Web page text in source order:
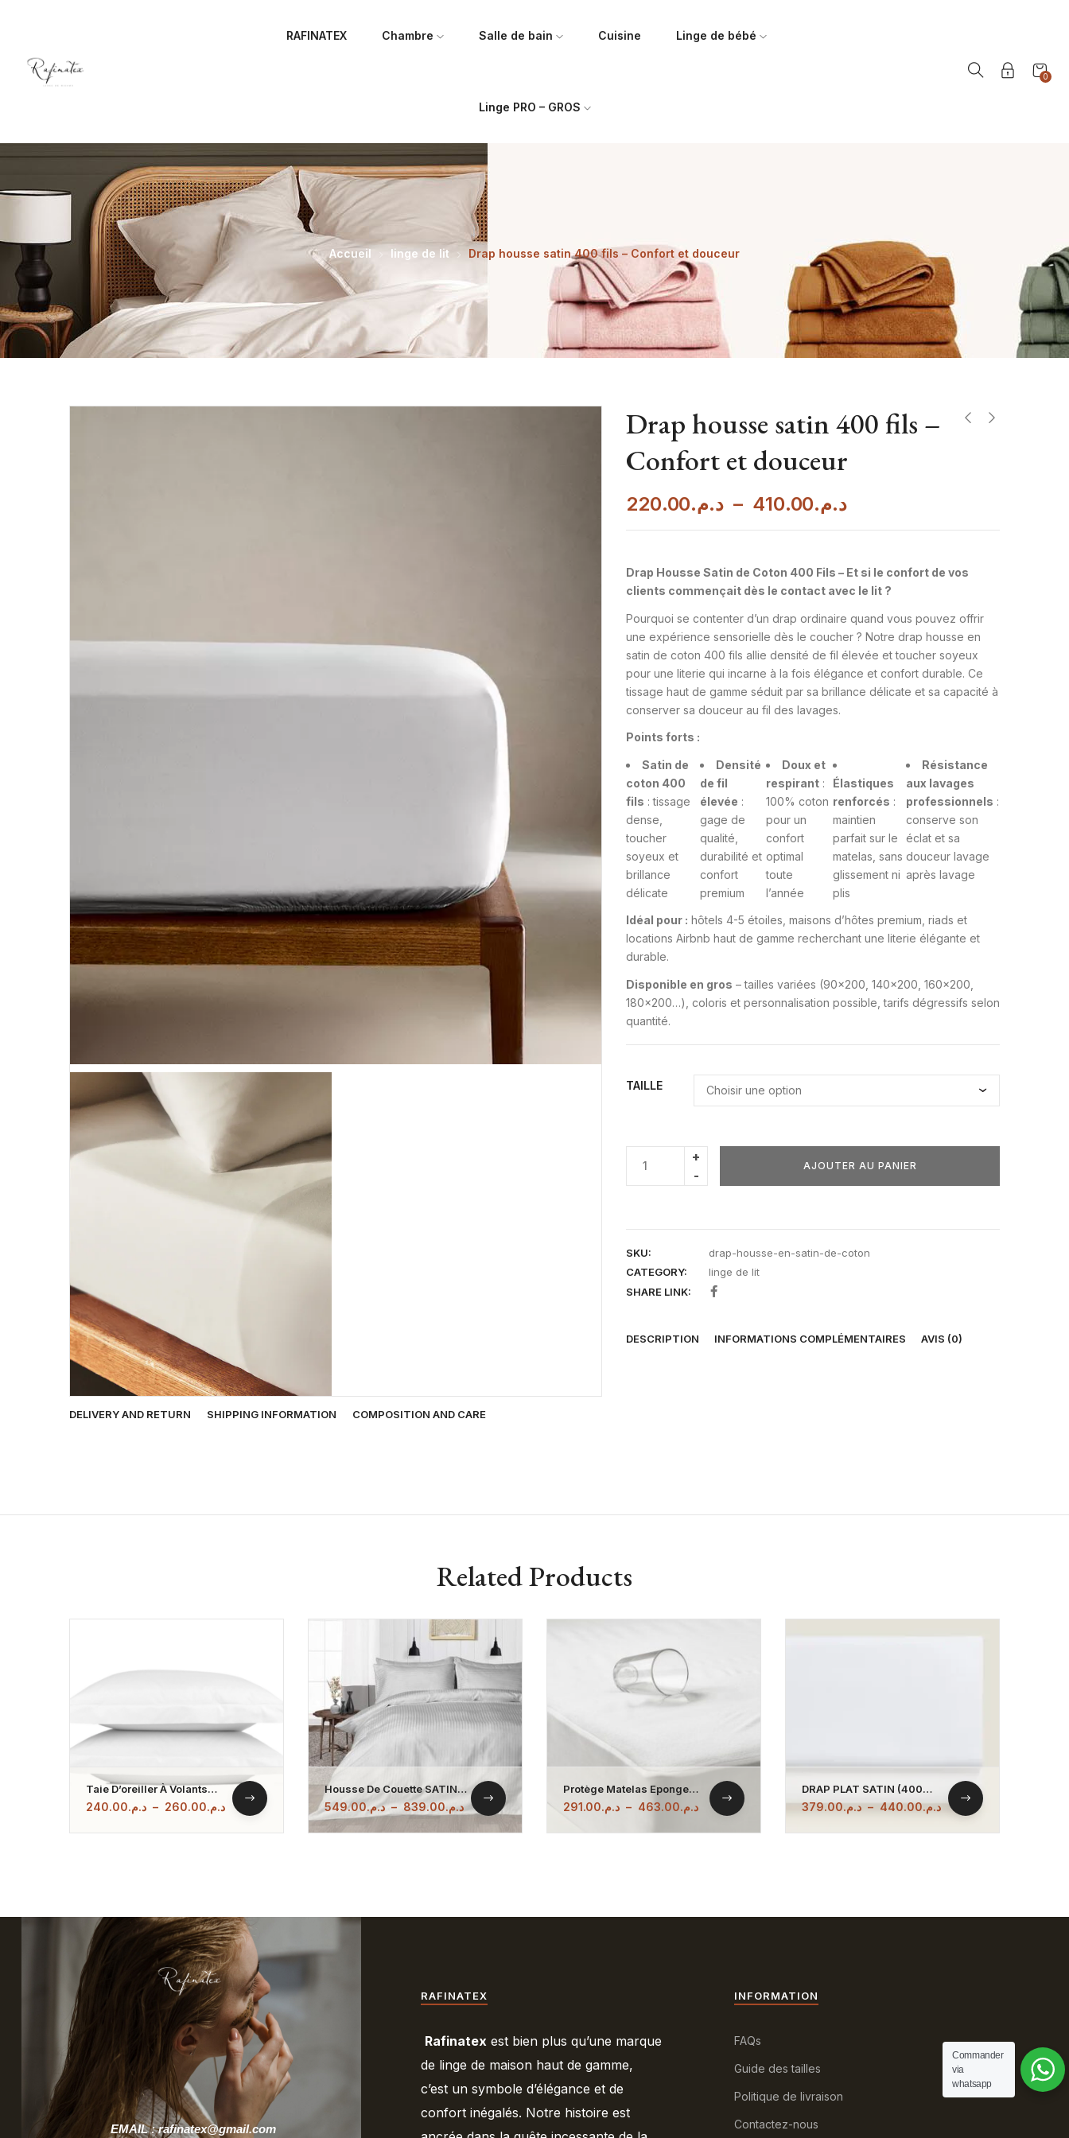
RAFINATEX Chambre Salle de bain Cuisine Linge de bébé
Linge PRO – GROS
0
Accueil linge de lit Drap housse satin 400 fils – Confort et douceur
DELIVERY AND RETURN SHIPPING INFORMATION COMPOSITION AND CARE
Drap housse satin 400 fils –
Confort et douceur
د.م.220.00 – د.م.410.00
Drap Housse Satin de Coton 400 Fils – Et si le confort de vos
clients commençait dès le contact avec le lit ?
Pourquoi se contenter d’un drap ordinaire quand vous pouvez offrir
une expérience sensorielle dès le coucher ? Notre drap housse en
satin de coton 400 fils allie densité de fil élevée et toucher soyeux
pour une literie qui incarne à la fois élégance et confort durable. Ce
tissage haut de gamme séduit par sa brillance délicate et sa capacité à
conserver sa douceur au fil des lavages.
Points forts :
Satin de
coton 400
fils : tissage
dense,
toucher
soyeux et
brillance
délicate
Densité
de fil
élevée :
gage de
qualité,
durabilité et
confort
premium
Doux et
respirant :
100% coton
pour un
confort
optimal
toute
l’année
Élastiques
renforcés :
maintien
parfait sur le
matelas, sans
glissement ni
plis
Résistance
aux lavages
professionnels :
conserve son
éclat et sa
douceur lavage
après lavage
Idéal pour : hôtels 4-5 étoiles, maisons d’hôtes premium, riads et
locations Airbnb haut de gamme recherchant une literie élégante et
durable.
Disponible en gros – tailles variées (90×200, 140×200, 160×200,
180×200…), coloris et personnalisation possible, tarifs dégressifs selon
quantité.
TAILLE
AJOUTER AU PANIER
SKU:
drap-housse-en-satin-de-coton
CATEGORY:
linge de lit
SHARE LINK:
DESCRIPTION INFORMATIONS COMPLÉMENTAIRES AVIS (0)
Related Products
Taie D’oreiller À Volants
Unie En Satin 400 Fils
د.م.240.00 – د.م.260.00
Housse De Couette SATIN
Gris – 100%COTON Qualité
Hôtel
د.م.549.00 – د.م.839.00
Protège Matelas Eponge
Bouclette Imperméable,
Alèse
د.م.291.00 – د.م.463.00
DRAP PLAT SATIN (400
FILS)
د.م.379.00 – د.م.440.00
EMAIL : rafinatex@gmail.com
RAFINATEX
Rafinatex est bien plus qu’une marque
de linge de maison haut de gamme,
c’est un symbole d’élégance et de
confort inégalés. Notre histoire est
INFORMATION
FAQs
Guide des tailles
Politique de livraison
Contactez-nous
Commander
via
whatsapp